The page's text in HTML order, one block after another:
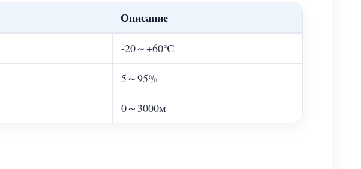
Описание
-20～+60℃
5～95%
0～3000м